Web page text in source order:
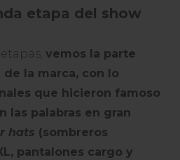
etapa del show
vemos la parte
la marca, con lo
que hicieron famoso
las palabras en gran
hats (sombreros
pantalones cargo y